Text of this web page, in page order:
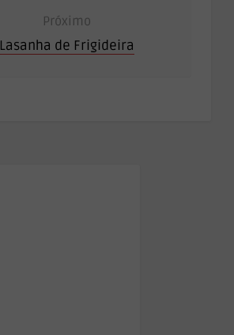
Próximo
Lasanha de Frigideira